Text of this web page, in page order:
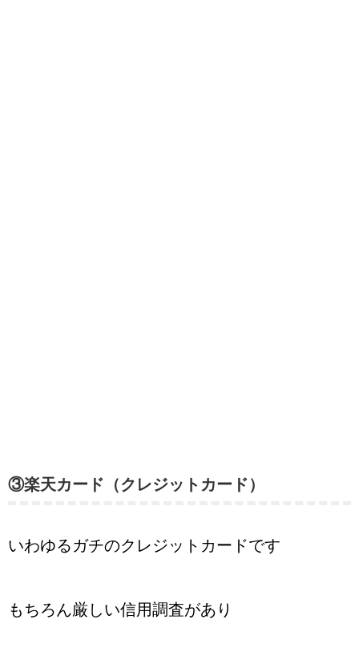
③楽天カード（クレジットカード）
いわゆるガチのクレジットカードです
もちろん厳しい信用調査があり